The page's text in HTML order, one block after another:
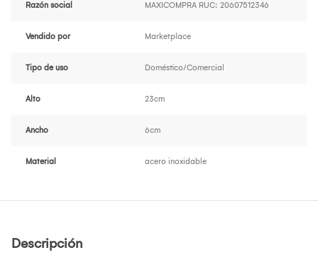
Razón social MAXICOMPRA RUC: 20607512346
Vendido por Marketplace
Tipo de uso Doméstico/Comercial
Alto 23cm
Ancho 6cm
Material acero inoxidable
Descripción